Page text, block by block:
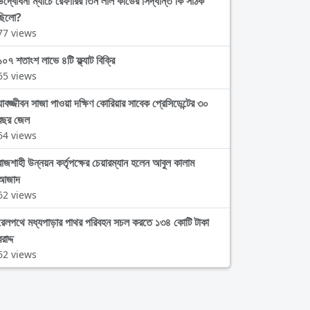
views
শতাংশ লাভে ৪টি ফ্ল্যাট বিক্রি
views
সাজা পাওয়া দক্ষিণ কোরিয়ার সাবেক প্রেসিডেন্টের ৩০
জেল
views
উন্নয়ন কর্তৃপক্ষের চেয়ারম্যান হলেন আবুল কালাম
views
মধ্যপাড়ার পাথর পরিবহন সচল করতে ১৩৪ কোটি টাকা
views